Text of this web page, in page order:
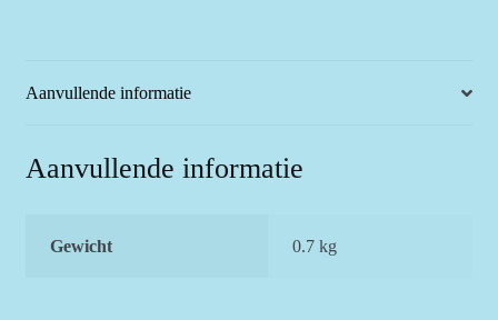
aantal
Aanvullende informatie
Aanvullende informatie
Gewicht 0.7 kg